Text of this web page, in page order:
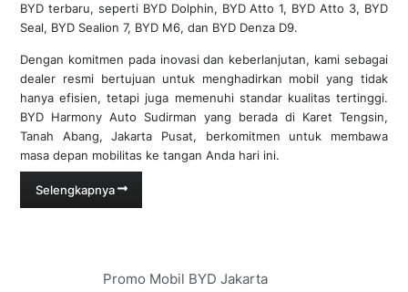
BYD terbaru, seperti BYD Dolphin, BYD Atto 1, BYD Atto 3, BYD
Seal, BYD Sealion 7, BYD M6, dan BYD Denza D9.
Dengan komitmen pada inovasi dan keberlanjutan, kami sebagai
dealer resmi bertujuan untuk menghadirkan mobil yang tidak
hanya efisien, tetapi juga memenuhi standar kualitas tertinggi.
BYD Harmony Auto Sudirman yang berada di Karet Tengsin,
Tanah Abang, Jakarta Pusat, berkomitmen untuk membawa
masa depan mobilitas ke tangan Anda hari ini.
Selengkapnya
Promo Mobil BYD Jakarta